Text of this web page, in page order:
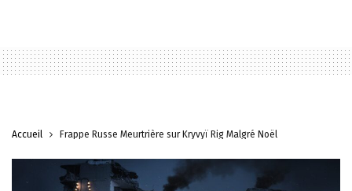
Accueil Frappe Russe Meurtrière sur Kryvyï Rig Malgré Noël